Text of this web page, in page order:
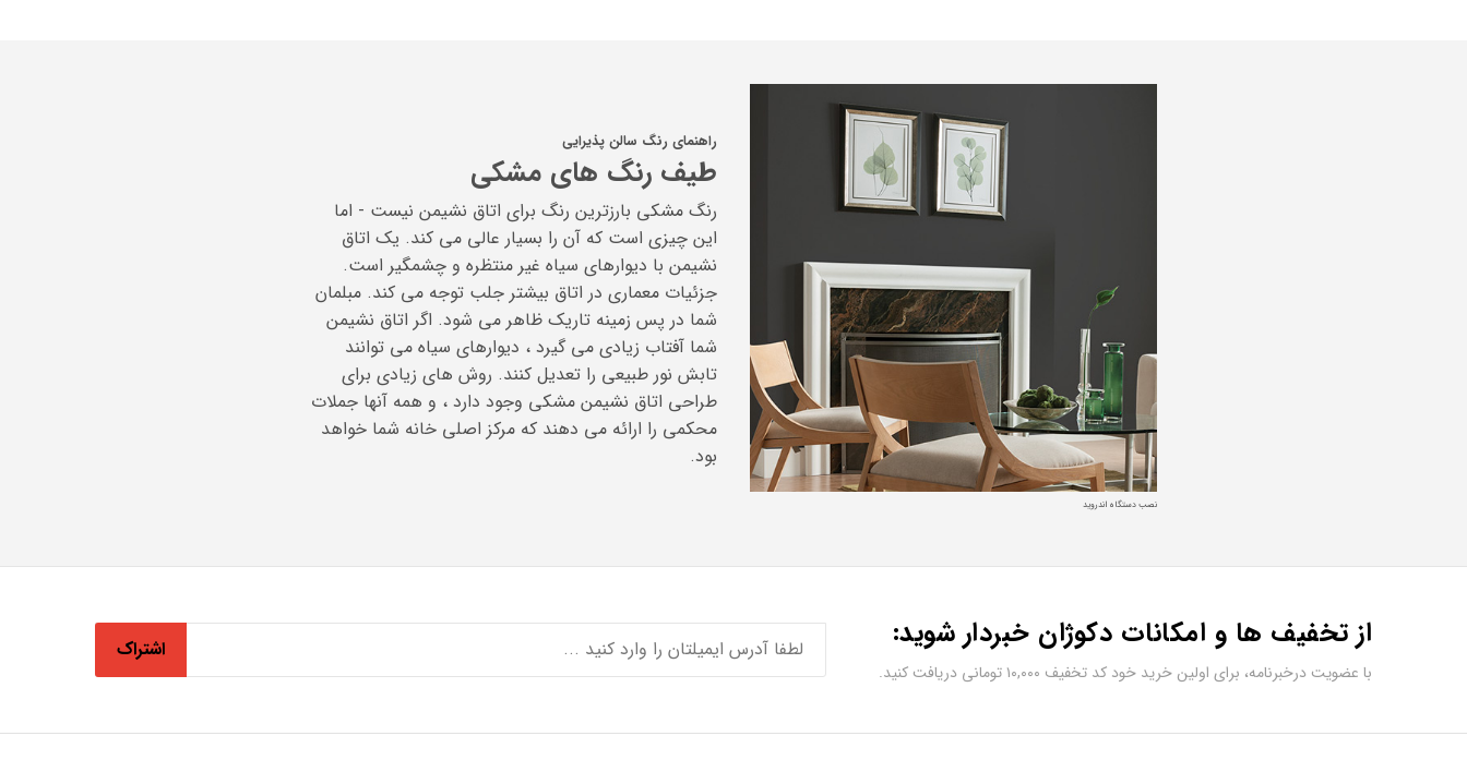
نصب دستگاه اندروید
راهنمای رنگ سالن پذیرایی
طیف رنگ های مشکی
رنگ مشکی بارزترین رنگ برای اتاق نشیمن نیست - اما
این چیزی است که آن را بسیار عالی می کند. یک اتاق
نشیمن با دیوارهای سیاه غیر منتظره و چشمگیر است.
جزئیات معماری در اتاق بیشتر جلب توجه می کند. مبلمان
شما در پس زمینه تاریک ظاهر می شود. اگر اتاق نشیمن
شما آفتاب زیادی می گیرد ، دیوارهای سیاه می توانند
تابش نور طبیعی را تعدیل کنند. روش های زیادی برای
طراحی اتاق نشیمن مشکی وجود دارد ، و همه آنها جملات
محکمی را ارائه می دهند که مرکز اصلی خانه شما خواهد
بود.
از تخفیف ها و امکانات دکوژان خبردار شوید:
با عضویت درخبرنامه، برای اولین خرید خود کد تخفیف ۱۰,۰۰۰ تومانی دریافت کنید.
اشتراک